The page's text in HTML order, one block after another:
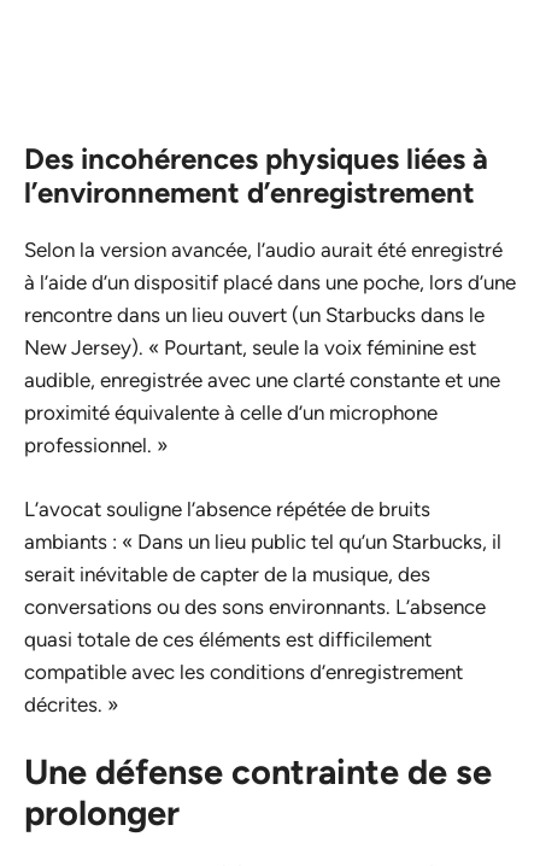
Des incohérences physiques liées à
l’environnement d’enregistrement
Selon la version avancée, l’audio aurait été enregistré
à l’aide d’un dispositif placé dans une poche, lors d’une
rencontre dans un lieu ouvert (un Starbucks dans le
New Jersey). « Pourtant, seule la voix féminine est
audible, enregistrée avec une clarté constante et une
proximité équivalente à celle d’un microphone
professionnel. »
L’avocat souligne l’absence répétée de bruits
ambiants : « Dans un lieu public tel qu’un Starbucks, il
serait inévitable de capter de la musique, des
conversations ou des sons environnants. L’absence
quasi totale de ces éléments est difficilement
compatible avec les conditions d’enregistrement
décrites. »
Une défense contrainte de se
prolonger